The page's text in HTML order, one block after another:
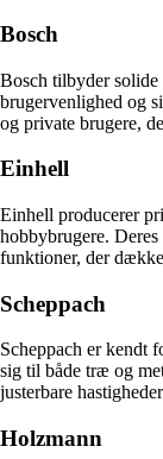
Bosch
Bosch tilbyder
brugervenlighed og
og private brugere,
Einhell
Einhell producerer
hobbybrugere.
funktioner, der
Scheppach
Scheppach er kendt
sig til både træ og
justerbare
Holzmann